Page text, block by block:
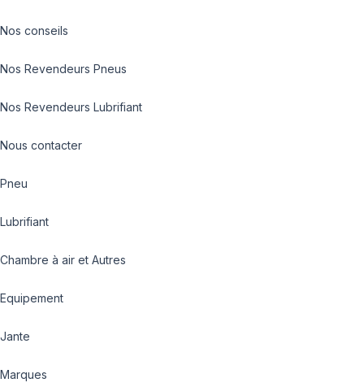
Nos conseils
Nos Revendeurs Pneus
Nos Revendeurs Lubrifiant
Nous contacter
Pneu
Lubrifiant
Chambre à air et Autres
Equipement
Jante
Marques